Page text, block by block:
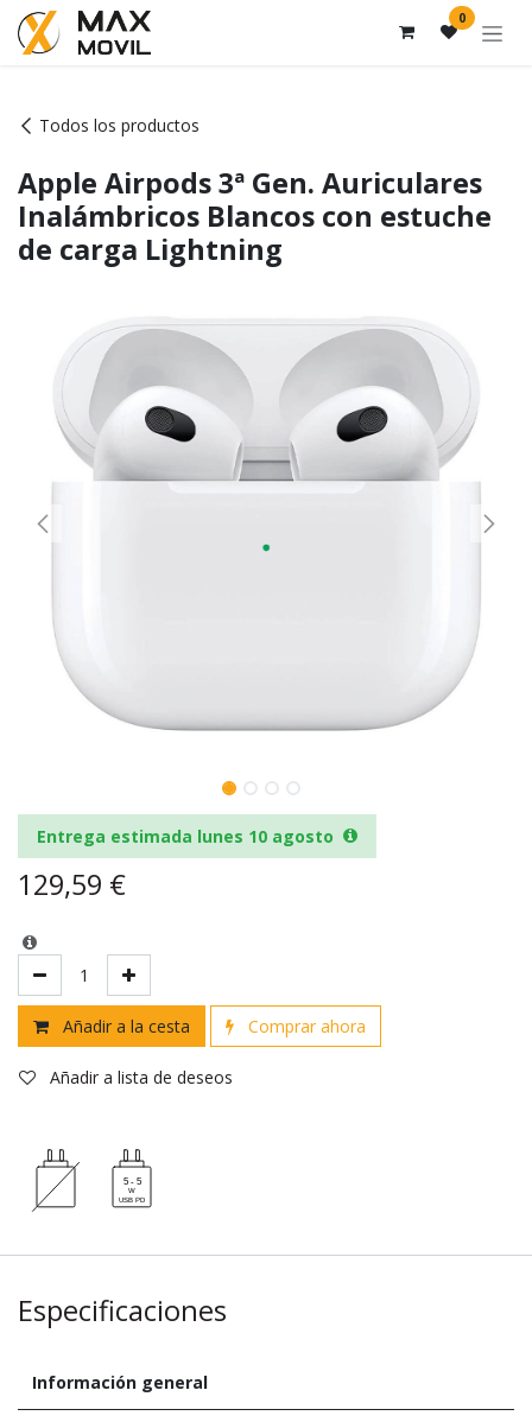
Ir al contenido 0
Todos los productos
Apple Airpods 3ª Gen. Auriculares
Inalámbricos Blancos con estuche
de carga Lightning
Entrega estimada lunes 10 agosto
129,59 €
Añadir a la cesta Comprar ahora
Añadir a lista de deseos
Especificaciones
Información general